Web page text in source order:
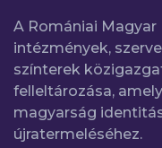
A Romániai
intézmények,
színterek
felleltározása,
magyarság
újratermeléséhez.